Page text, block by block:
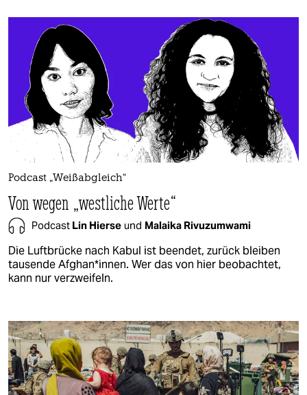
Podcast „Weißabgleich“
Von wegen „westliche Werte“
Podcast Lin Hierse und Malaika Rivuzumwami
Die Luftbrücke nach Kabul ist beendet, zurück bleiben
tausende Afghan*innen. Wer das von hier beobachtet,
kann nur verzweifeln.